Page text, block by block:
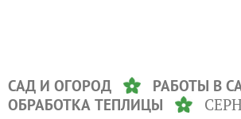
САД И ОГОРОД
РАБОТЫ В
ОБРАБОТКА ТЕПЛИЦЫ